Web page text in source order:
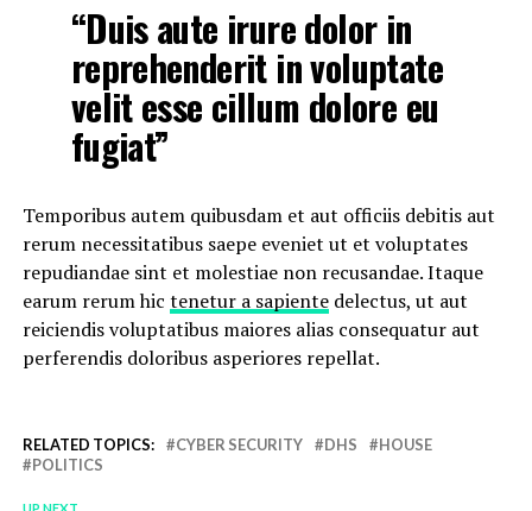
“Duis aute irure dolor in
reprehenderit in voluptate
velit esse cillum dolore eu
fugiat”
Temporibus autem quibusdam et aut officiis debitis aut
rerum necessitatibus saepe eveniet ut et voluptates
repudiandae sint et molestiae non recusandae. Itaque
earum rerum hic tenetur a sapientedelectus, ut aut
reiciendis voluptatibus maiores alias consequatur aut
perferendis doloribus asperiores repellat.
RELATED TOPICS: CYBER SECURITY DHS
HOUSE
POLITICS